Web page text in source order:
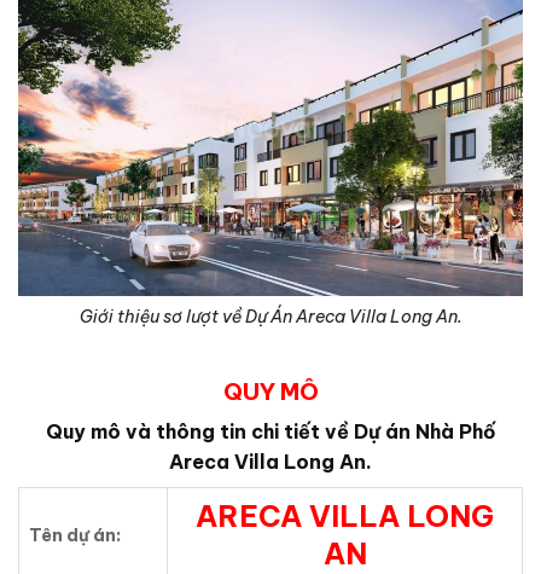
Giới thiệu sơ lượt về Dự Án Areca Villa Long An.
QUY MÔ
Quy mô và thông tin chi tiết về Dự án Nhà Phố
Areca Villa Long An.
Tên dự án:
ARECA VILLA LONG
AN